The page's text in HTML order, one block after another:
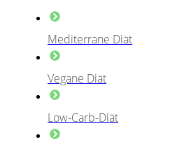
Mediterrane Diät
Vegane Diät
Low-Carb-Diät